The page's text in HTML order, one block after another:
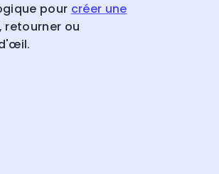
pour créer une
retourner ou